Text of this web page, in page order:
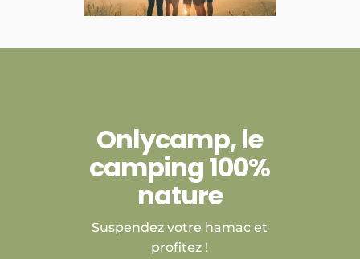
Onlycamp, le
camping 100%
nature
Suspendez votre hamac et
profitez !